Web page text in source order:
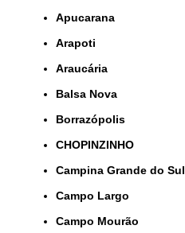
Apucarana
Arapoti
Araucária
Balsa Nova
Borrazópolis
CHOPINZINHO
Campina Grande do Sul
Campo Largo
Campo Mourão